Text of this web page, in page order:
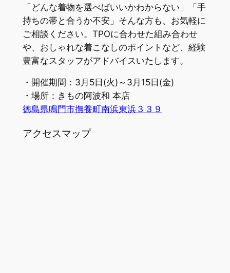
「どんな着物を選べばいいかわからない」「手
持ちの帯と合うか不安」そんな方も、お気軽に
ご相談ください。TPOに合わせた組み合わせ
や、おしゃれな着こなしのポイントなど、経験
豊富なスタッフがアドバイスいたします。
・開催期間：3月5日(火)～3月15日(金)
・場所：きもの阿波和 本店
徳島県鳴門市撫養町南浜東浜３３９
アクセスマップ